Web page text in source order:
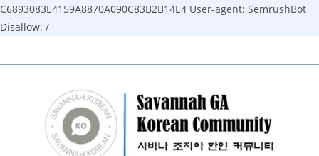
C6893083E4159A8870A090C83B2B14E4 User-agent: SemrushBot
Disallow: /
to